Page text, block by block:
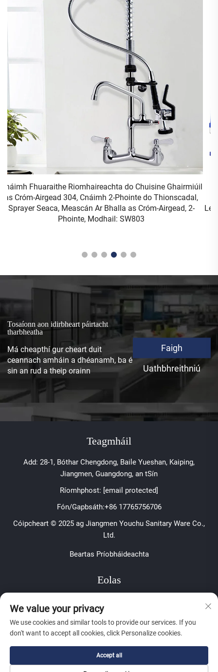
Cnáimhchógaíocht Ghairmiúil do Chuisine Rialta,
Cnáimhchógaíocht ar Bhalla le Cruth Gearr, Sprayer
Leathnaithe Roimh Nascadh le Dá Láimhshráid agus le Dá
Chnáimhchóg, Leagadh i nDhá Bholg: SW803
Tosaíonn aon idirbheart páirtacht
tharbheatha
Má cheapthí gur cheart duit
ceannach amháin a dhéanamh, ba é
sin an rud a theip orainn
Faigh
Uathbhreithniú
Teagmháil
Add: 28-1, Bóthar Chengdong, Baile Yueshan, Kaiping,
Jiangmen, Guangdong, an tSín
Ríomhphost: [email protected]
Fón/Gapbsáth:+86 17765756706
Cóipcheart © 2025 ag Jiangmen Youchu Sanitary Ware Co.,
Ltd.
Beartas Príobháideachta
Eolas
seachtúil
SEOL
We value your privacy
We use cookies and similar tools to provide our services. If you
don't want to accept all cookies, click Personalize cookies.
Accept all